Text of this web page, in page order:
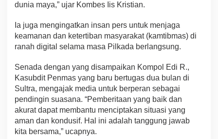
dunia maya,” ujar Kombes Iis Kristian.
Ia juga mengingatkan insan pers untuk menjaga
keamanan dan ketertiban masyarakat (kamtibmas) di
ranah digital selama masa Pilkada berlangsung.
Senada dengan yang disampaikan Kompol Edi R.,
Kasubdit Penmas yang baru bertugas dua bulan di
Sultra, mengajak media untuk berperan sebagai
pendingin suasana. “Pemberitaan yang baik dan
akurat dapat membantu menciptakan situasi yang
aman dan kondusif. Hal ini adalah tanggung jawab
kita bersama,” ucapnya.